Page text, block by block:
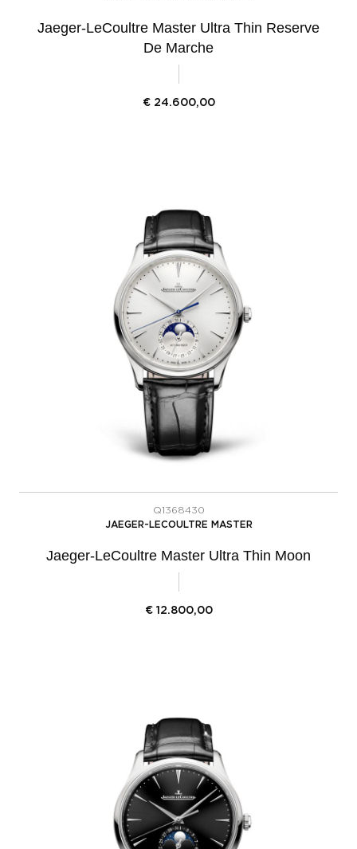
Jaeger-LeCoultre Master Ultra Thin Reserve
De Marche
€ 24.600,00
Q1368430
JAEGER-LECOULTRE MASTER
Jaeger-LeCoultre Master Ultra Thin Moon
€ 12.800,00